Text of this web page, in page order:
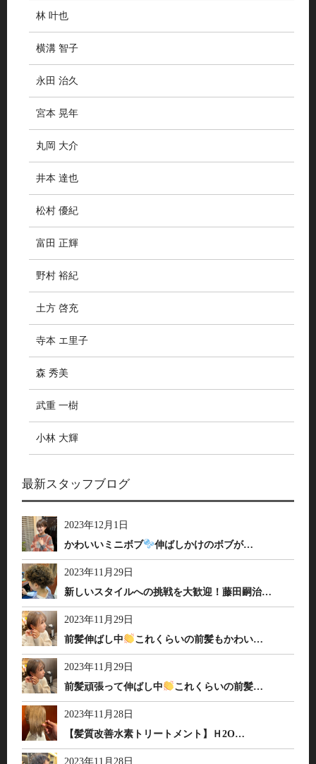
林 叶也
横溝 智子
永田 治久
宮本 晃年
丸岡 大介
井本 達也
松村 優紀
富田 正輝
野村 裕紀
土方 啓充
寺本 エ里子
森 秀美
武重 一樹
小林 大輝
最新スタッフブログ
2023年12月1日
かわいいミニボブ
伸ばしかけのボブが…
2023年11月29日
新しいスタイルへの挑戦を大歓迎！藤田嗣治…
2023年11月29日
前髪伸ばし中
これくらいの前髪もかわい…
2023年11月29日
前髪頑張って伸ばし中
これくらいの前髪…
2023年11月28日
【髪質改善水素トリートメント】Ｈ2O…
2023年11月28日